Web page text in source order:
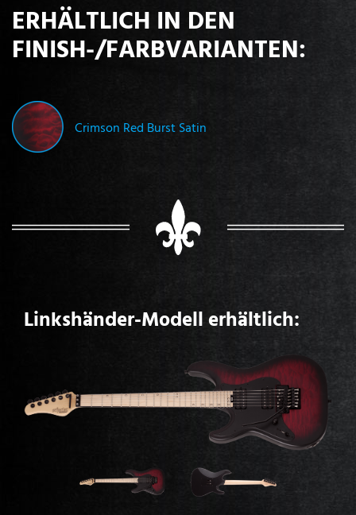
ERHÄLTLICH IN DEN
FINISH-/FARBVARIANTEN:
Crimson Red Burst Satin
Linkshänder-Modell erhältlich: